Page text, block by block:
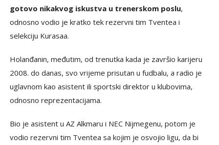
gotovo nikakvog iskustva u trenerskom poslu,
odnosno vodio je kratko tek rezervni tim Tventea i
selekciju Kurasaa.
Holanđanin, međutim, od trenutka kada je završio karijeru
2008. do danas, svo vrijeme prisutan u fudbalu, a radio je
uglavnom kao asistent ili sportski direktor u klubovima,
odnosno reprezentacijama.
Bio je asistent u AZ Alkmaru i NEC Nijmegenu, potom je
vodio rezervni tim Tventea sa kojim je osvojio ligu, da bi